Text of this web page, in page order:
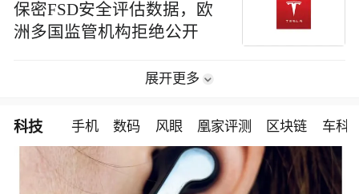
保密FSD安全评估数据，欧
洲多国监管机构拒绝公开
展开更多
科技 手机 数码 风眼 凰家评测 区块链 车科